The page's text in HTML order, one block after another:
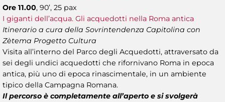
Ore 11.00, 90’, 25 pax
I giganti dell’acqua. Gli acquedotti nella Roma antica
Itinerario a cura della Sovrintendenza Capitolina con
Zètema Progetto Cultura
Visita all’interno del Parco degli Acquedotti, attraversato da
sei degli undici acquedotti che rifornivano Roma in epoca
antica, più uno di epoca rinascimentale, in un ambiente
tipico della Campagna Romana.
Il percorso è completamente all’aperto e si svolgerà